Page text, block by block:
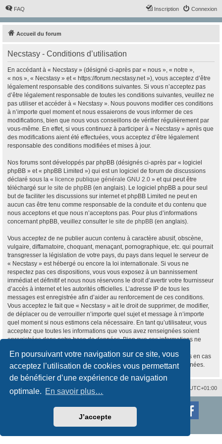
En poursuivant votre navigation sur ce site, vous
acceptez l’utilisation de cookies vous permettant
de bénéficier d’une expérience de navigation
optimale. En savoir plus…
J’accepte
FAQ Connexion
Inscription
Accueil du forum
Necstasy - Conditions d’utilisation
En accédant à « Necstasy » (désigné ci-après par « nous », « notre »,
« nos », « Necstasy » et « https://forum.necstasy.net »), vous acceptez d’être
légalement responsable des conditions suivantes. Si vous n’acceptez pas
d’être légalement responsable de toutes les conditions suivantes, veuillez ne
pas utiliser et accéder à « Necstasy ». Nous pouvons modifier ces conditions
à n’importe quel moment et nous essaierons de vous informer de ces
modifications, bien que nous vous conseillons de vérifier régulièrement par
vous-même. En effet, si vous continuez à participer à « Necstasy » après que
des modifications aient été effectuées, vous acceptez d’être légalement
responsable des conditions modifiées et mises à jour.
Nos forums sont développés par phpBB (désignés ci-après par « logiciel
phpBB » et « phpBB Limited ») qui est un logiciel de forum de discussions
déclaré sous la « licence publique générale GNU 2.0 » et qui peut être
téléchargé sur le site de phpBB (en anglais). Le logiciel phpBB a pour seul
but de faciliter les discussions sur internet et phpBB Limited ne peut en
aucun cas être tenu comme responsable de la conduite et du contenu que
nous acceptons et que nous n’acceptons pas. Pour plus d’informations
concernant phpBB, veuillez consulter le site de phpBB (en anglais).
Vous acceptez de ne publier aucun contenu à caractère abusif, obscène,
vulgaire, diffamatoire, choquant, menaçant, pornographique, etc. qui pourrait
transgresser la législation de votre pays, du pays dans lequel le serveur de
« Necstasy » est hébergé ou encore la loi internationale. Si vous ne
respectez pas ces dispositions, vous vous exposez à un bannissement
immédiat et définitif et nous nous réservons le droit d’avertir votre fournisseur
d’accès à internet et les autorités officielles. L’adresse IP de tous les
messages est enregistrée afin d’aider au renforcement de ces conditions.
Vous acceptez le fait que « Necstasy » ait le droit de supprimer, de modifier,
de déplacer ou de verrouiller n’importe quel sujet et message à n’importe
quel moment si nous estimons cela nécessaire. En tant qu’utilisateur, vous
acceptez que toutes les informations que vous avez renseignées soient
enregistrées dans notre base de données. Bien que ces informations ne
« Necstasy », ni phpBB, ne pourront être tenus comme responsables en cas
de tentative de piratage informatique visant à compromettre vos données.
UTC+01:00
Supprimer les cookies
Nous contacter
2017
Conditions